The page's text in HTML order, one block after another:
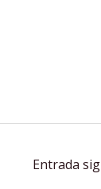
Entrada